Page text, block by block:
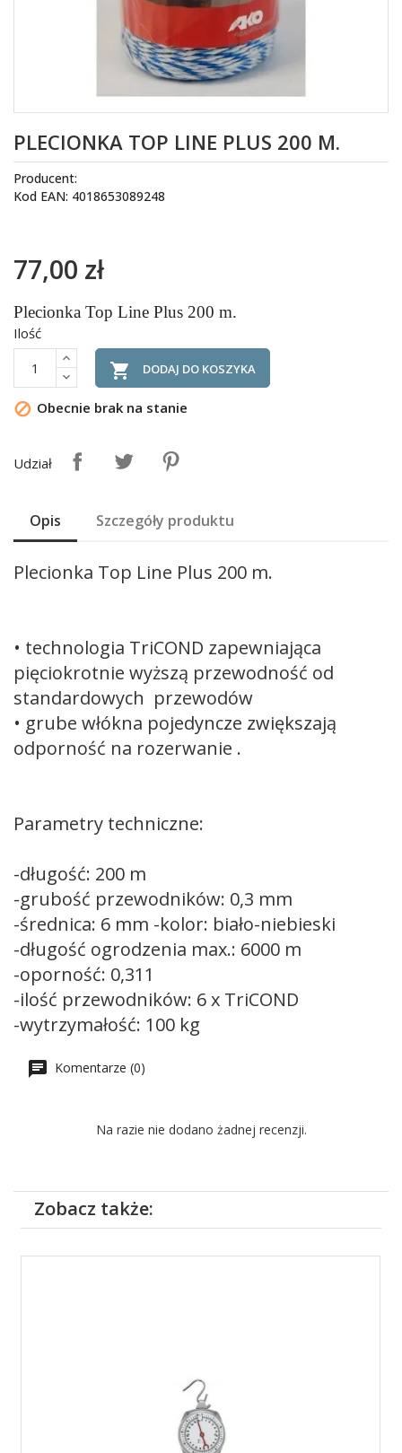
PLECIONKA TOP LINE PLUS 200 M.
Producent:
Kod EAN: 4018653089248
77,00 zł
Plecionka Top Line Plus 200 m.
Ilość
 DODAJ DO KOSZYKA
 Obecnie brak na stanie
Udział
Opis Szczegóły produktu
Plecionka Top Line Plus 200 m.
• technologia TriCOND zapewniająca
pięciokrotnie wyższą przewodność od
standardowych przewodów
• grube włókna pojedyncze zwiększają
odporność na rozerwanie .
Parametry techniczne:
-długość: 200 m
-grubość przewodników: 0,3 mm
-średnica: 6 mm -kolor: biało-niebieski
-długość ogrodzenia max.: 6000 m
-oporność: 0,311
-ilość przewodników: 6 x TriCOND
-wytrzymałość: 100 kg
Komentarze (0)
Na razie nie dodano żadnej recenzji.
Zobacz także: